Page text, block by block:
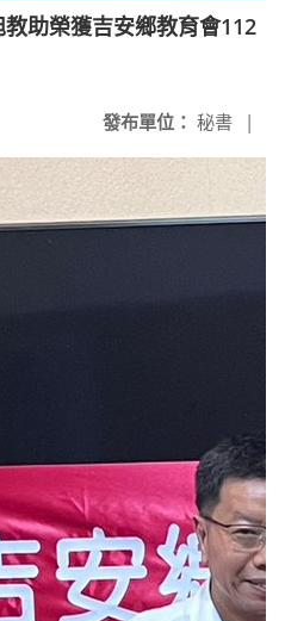
助榮獲吉安鄉教育會112
發布單位： 秘書 |